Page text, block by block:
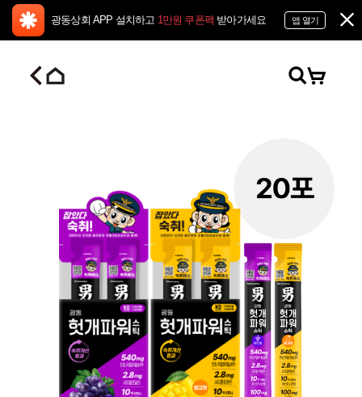
광동상회 APP 설치하고 1만원 쿠폰팩 받아가세요 앱 열기